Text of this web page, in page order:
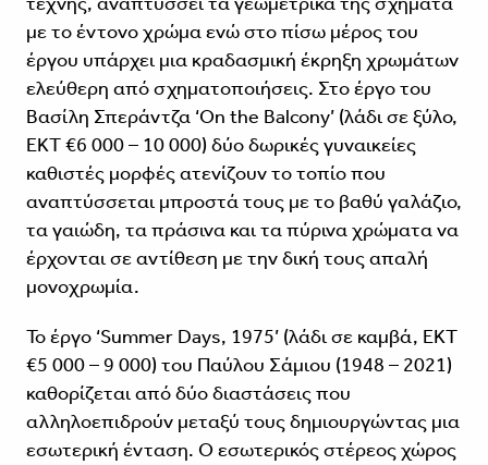
με το έντονο χρώμα ενώ στο πίσω μέρος του
έργου υπάρχει μια κραδασμική έκρηξη χρωμάτων
ελεύθερη από σχηματοποιήσεις. Στο έργο του
Βασίλη Σπεράντζα ‘On the Balcony’ (λάδι σε ξύλο,
ΕΚΤ €6 000 – 10 000) δύο δωρικές γυναικείες
καθιστές μορφές ατενίζουν το τοπίο που
αναπτύσσεται μπροστά τους με το βαθύ γαλάζιο,
τα γαιώδη, τα πράσινα και τα πύρινα χρώματα να
έρχονται σε αντίθεση με την δική τους απαλή
μονοχρωμία.
Το έργο ‘Summer Days, 1975’ (λάδι σε καμβά, ΕΚΤ
€5 000 – 9 000) του Παύλου Σάμιου (1948 – 2021)
καθορίζεται από δύο διαστάσεις που
αλληλοεπιδρούν μεταξύ τους δημιουργώντας μια
εσωτερική ένταση. Ο εσωτερικός στέρεος χώρος